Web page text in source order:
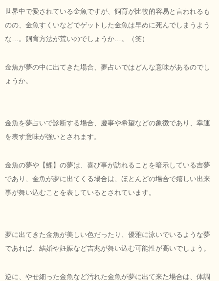
世界中で愛されている金魚ですが、飼育が比較的容易と言われるも
のの、金魚すくいなどでゲットした金魚は早めに死んでしまうよう
な…。飼育方法が荒いのでしょうか…。（笑）
金魚が夢の中に出てきた場合、夢占いではどんな意味があるのでし
ょうか。
金魚を夢占いで診断する場合、慶事や希望などの象徴であり、幸運
を表す意味が強いとされます。
金魚の夢や【鯉】の夢は、喜び事が訪れることを暗示している吉夢
であり、金魚が夢に出てくる場合は、ほとんどの場合で嬉しい出来
事が舞い込むことを表しているとされています。
夢に出てきた金魚が美しい色だったり、優雅に泳いでいるような夢
であれば、結婚や妊娠など吉兆が舞い込む可能性が高いでしょう。
逆に、やせ細った金魚など汚れた金魚が夢に出て来た場合は、体調